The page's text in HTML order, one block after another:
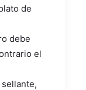
de
debe
el